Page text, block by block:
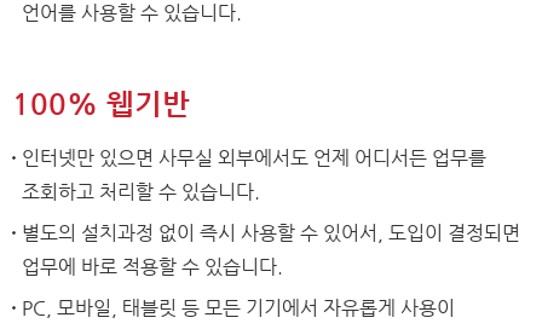
언어를 사용할 수 있습니다.
100% 웹기반
인터넷만 있으면 사무실 외부에서도 언제 어디서든 업무를
조회하고 처리할 수 있습니다.
별도의 설치과정 없이 즉시 사용할 수 있어서, 도입이 결정되면
업무에 바로 적용할 수 있습니다.
PC, 모바일, 태블릿 등 모든 기기에서 자유롭게 사용이